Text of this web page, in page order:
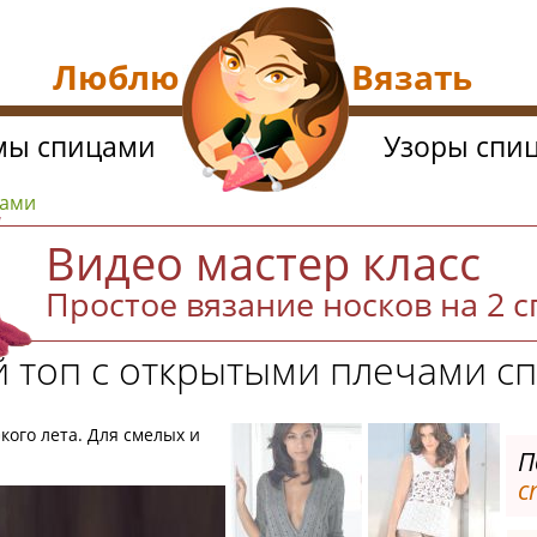
Видео мастер класс
Простое вязание носков на 2
топ с открытыми плечами
лета. Для смелых и
спицами Узоры
Люблю Вязать